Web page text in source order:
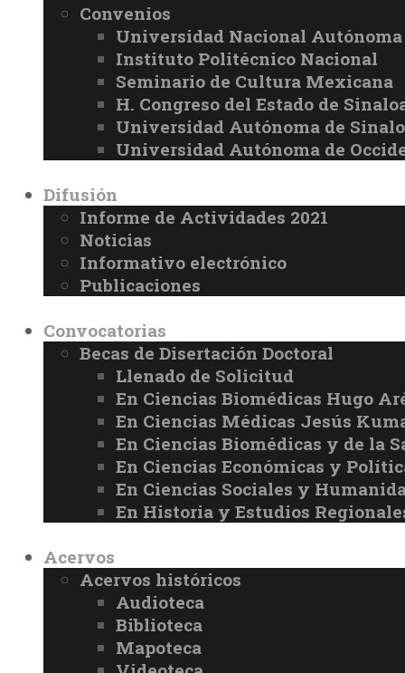
Convenios
Universidad Nacional
Instituto Politécnico Nacional
Seminario de Cultura Mexicana
H. Congreso del Estado de
Universidad Autónoma de
Universidad Autónoma de
Difusión
Informe de Actividades 2021
Noticias
Informativo electrónico
Publicaciones
Convocatorias
Becas de Disertación Doctoral
Llenado de Solicitud
En Ciencias Biomédicas Hugo
En Ciencias Médicas Jesús
En Ciencias Biomédicas y de la
En Ciencias Económicas y
En Ciencias Sociales y
En Historia y Estudios
Acervos
Acervos históricos
Audioteca
Biblioteca
Mapoteca